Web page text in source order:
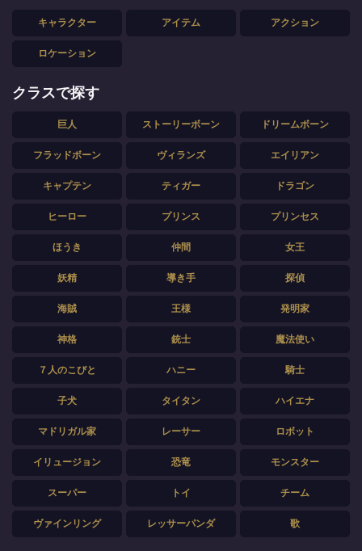
キャラクター アイテム アクション
ロケーション
クラスで探す
巨人 ストーリーボーン ドリームボーン
フラッドボーン ヴィランズ エイリアン
キャプテン ティガー ドラゴン
ヒーロー プリンス プリンセス
ほうき 仲間 女王
妖精 導き手 探偵
海賊 王様 発明家
神格 銃士 魔法使い
７人のこびと ハニー 騎士
子犬 タイタン ハイエナ
マドリガル家 レーサー ロボット
イリュージョン 恐竜 モンスター
スーパー トイ チーム
ヴァインリング レッサーパンダ 歌